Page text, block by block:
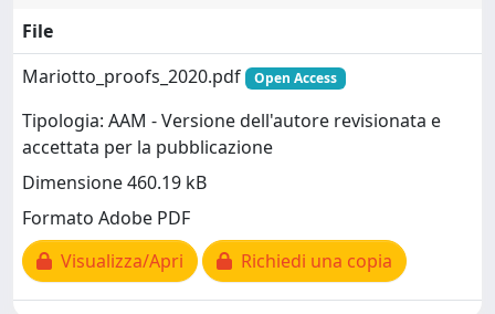
File
Mariotto_proofs_2020.pdf
Open Access
Tipologia: AAM - Versione dell'autore revisionata e
accettata per la pubblicazione
Dimensione 460.19 kB
Formato Adobe PDF
Visualizza/Apri
Richiedi una copia